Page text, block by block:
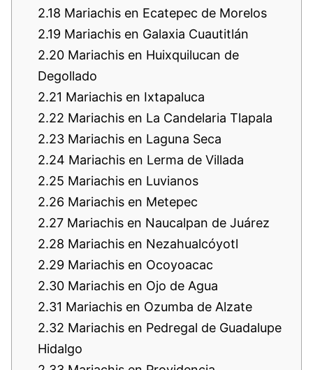
2.18 Mariachis en Ecatepec de Morelos
2.19 Mariachis en Galaxia Cuautitlán
2.20 Mariachis en Huixquilucan de
Degollado
2.21 Mariachis en Ixtapaluca
2.22 Mariachis en La Candelaria Tlapala
2.23 Mariachis en Laguna Seca
2.24 Mariachis en Lerma de Villada
2.25 Mariachis en Luvianos
2.26 Mariachis en Metepec
2.27 Mariachis en Naucalpan de Juárez
2.28 Mariachis en Nezahualcóyotl
2.29 Mariachis en Ocoyoacac
2.30 Mariachis en Ojo de Agua
2.31 Mariachis en Ozumba de Alzate
2.32 Mariachis en Pedregal de Guadalupe
Hidalgo